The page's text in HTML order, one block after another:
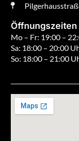
Öffnungszeiten
Mo – Fr: 19:00 –
Sa: 18:00 – 20:00
So: 18:00 – 21:00